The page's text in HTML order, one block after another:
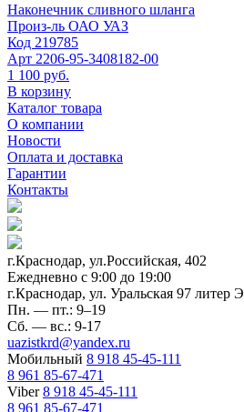
Наконечник сливного шланга
Произ-ль ОАО УАЗ
Код 219785
Арт 2206-95-3408182-00
1 100 руб.
В корзину
Каталог товара
О компании
Новости
Оплата и доставка
Гарантии
Контакты
г.Краснодар, ул.Российская, 402
Ежедневно c 9:00 до 19:00
г.Краснодар, ул. Уральская 97 литер Э
Пн. — пт.: 9–19
Сб. — вс.: 9-17
uazistkrd@yandex.ru
Мобильный 8 918 45-45-111
8 961 85-67-471
Viber8 918 45-45-111
8 961 85-67-471